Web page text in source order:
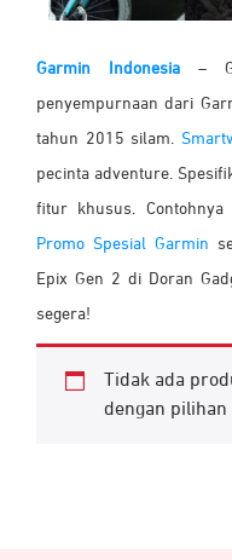
Garmin Indonesia–
penyempurnaan dari
tahun 2015 silam.
pecinta adventure.
fitur khusus. Contohnya
Promo Spesial Garmin
Epix Gen 2 di Doran
segera!
Tidak ada
dengan pilihan